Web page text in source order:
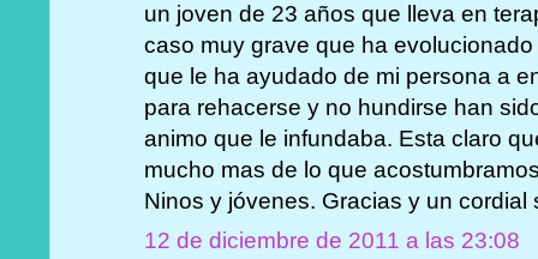
un joven de 23 años que lleva en
caso muy grave que ha
que le ha ayudado de mi persona a
para rehacerse y no hundirse han
animo que le infundaba. Esta claro
mucho mas de lo que
Ninos y jóvenes. Gracias y un cordial
12 de diciembre de 2011 a las 23:08